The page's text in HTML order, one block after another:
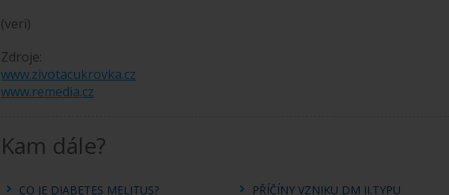
(veri)
Zdroje:
www.zivotacukrovka.cz
www.remedia.cz
Kam dále?
CO JE DIABETES MELITUS?
PŘÍČÍNY VZNIKU DM II.TYPU